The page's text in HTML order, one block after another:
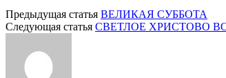
Предыдущая статья ВЕЛИКАЯ СУББОТА
Следующая статья СВЕТЛОЕ ХРИСТОВО